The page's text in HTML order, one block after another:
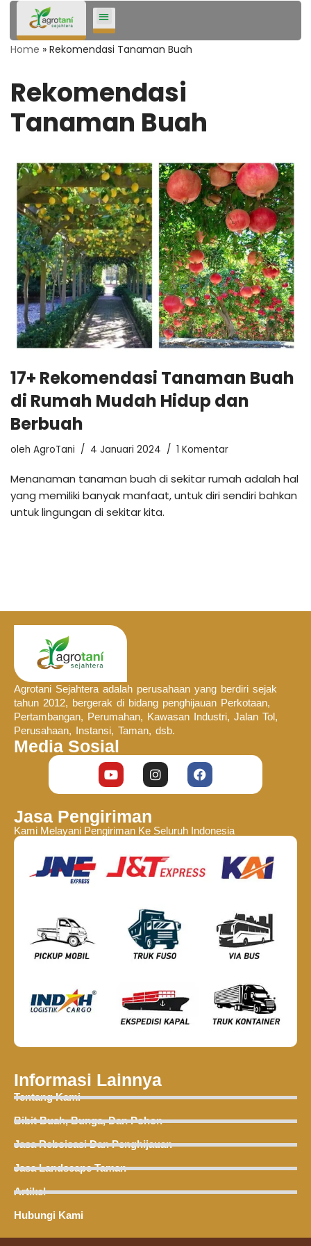
Lompat
ke
Home » Rekomendasi Tanaman Buah
Rekomendasi
Tanaman Buah
17+ Rekomendasi Tanaman Buah
di Rumah Mudah Hidup dan
Berbuah
oleh AgroTani 4 Januari 2024 1 Komentar
Menanaman tanaman buah di sekitar rumah adalah hal
yang memiliki banyak manfaat, untuk diri sendiri bahkan
untuk lingungan di sekitar kita.
Agrotani Sejahtera adalah perusahaan yang berdiri sejak
tahun 2012, bergerak di bidang penghijauan Perkotaan,
Pertambangan, Perumahan, Kawasan Industri, Jalan Tol,
Perusahaan, Instansi, Taman, dsb.
Media Sosial
Jasa Pengiriman
Kami Melayani Pengiriman Ke Seluruh Indonesia
Informasi Lainnya
Tentang Kami
Bibit Buah, Bunga, Dan Pohon
Jasa Reboisasi Dan Penghijauan
Jasa Landscape Taman
Artikel
Hubungi Kami